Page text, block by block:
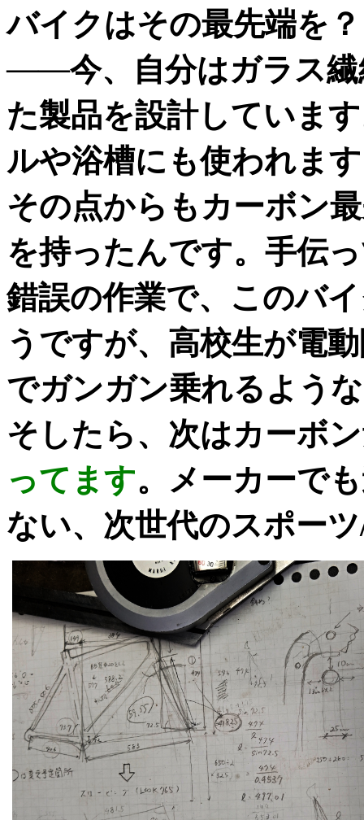
バイクはその最先端を？
――今、自分はガラス繊
た製品を設計していま
ルや浴槽にも使われま
その点からもカーボン
を持ったんです。手伝
錯誤の作業で、このバ
うですが、高校生が電
でガンガン乗れるよう
そしたら、次はカーボ
ってます。メーカーで
ない、次世代のスポーツ